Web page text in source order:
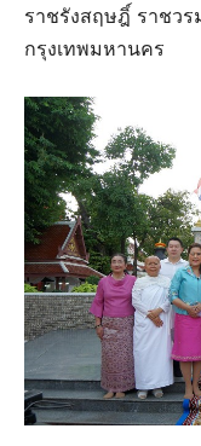
ราชรังสฤษฎิ์ ราชว
กรุงเทพมหานคร